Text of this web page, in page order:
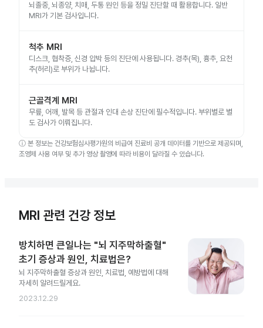
뇌졸중, 뇌종양, 치매, 두통 원인 등을 정밀 진단할 때 활용합니다. 일반
MRI가 기본 검사입니다.
척추 MRI
디스크, 협착증, 신경 압박 등의 진단에 사용됩니다. 경추(목), 흉추, 요천
추(허리)로 부위가 나뉩니다.
근골격계 MRI
무릎, 어깨, 발목 등 관절과 인대 손상 진단에 필수적입니다. 부위별로 별
도 검사가 이뤄집니다.
ⓘ 본 정보는 건강보험심사평가원의 비급여 진료비 공개 데이터를 기반으로 제공되며,
조영제 사용 여부 및 추가 영상 촬영에 따라 비용이 달라질 수 있습니다.
MRI 관련 건강 정보
방치하면 큰일나는 "뇌 지주막하출혈"
초기 증상과 원인, 치료법은?
뇌 지주막하출혈 증상과 원인, 치료법, 예방법에 대해
자세히 알려드릴게요.
2023.12.29